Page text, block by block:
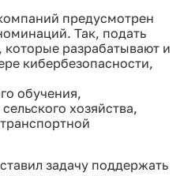
предусмотрен
Так, подать
разрабатывают и
кибербезопасности,
обучения,
хозяйства,
задачу поддержать